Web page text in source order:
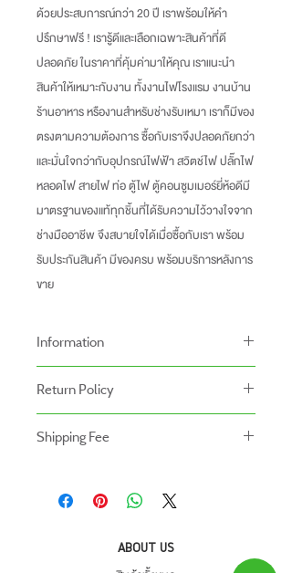
ด้วยประสบการณ์กว่า20ปี เราพร้อมให้คำ
ปรึกษาฟรี! เรารู้ดีและเลือกเฉพาะสินค้าที่ดี
ปลอดภัย ในราคาที่คุ้มค่ามาให้คุณ เราแนะนำ
สินค้าให้เหมาะกับงาน ทั้งงานไฟโรงแรม งานบ้าน
ร้านอาหาร หรืองานสำหรับช่างรับเหมา เราก็มีของ
ตรงตามความต้องการ ซื้อกับเราจึงปลอดภัยกว่า
และมั่นใจกว่ากับอุปกรณ์ไฟฟ้า สวิตช์ไฟ ปลั๊กไฟ
หลอดไฟ สายไฟ ท่อ ตู้ไฟ ตู้คอนซูมเมอร์ยี่ห้อดีมี
มาตรฐานของแท้ทุกชิ้นที่ได้รับความไว้วางใจจาก
ช่างมืออาชีพ จึงสบายใจได้เมื่อซื้อกับเรา พร้อม
รับประกันสินค้า มีของครบ พร้อมบริการหลังการ
ขาย
Information
หน้าร้านและสาขาของเรา
-ระยะเวลารับประกันสินค้าบนเว็ปไซท์อาจจะแตก
ต่างจากการซื้อสินค้าหน้าร้าน
Return Policy
- สินค้าสามารถคืนได้ภายใน 7 วัน หลังจากรับ
- สินค้าต้องอยู่ในสภาพที่สมบูรณ์ พร้อมกล่อง
- ค่าขนส่งจะไม่สามารถคืนเงินได้
Shipping Fee
ค่าจัดส่ง
ABOUT US